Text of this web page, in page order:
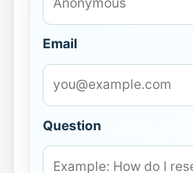
Email
Question